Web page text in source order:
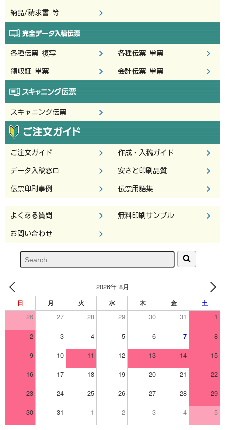
納品/請求書 等
各種伝票 複写 各種伝票 単票
領収証 単票 会計伝票 単票
スキャニング伝票
ご注文ガイド 作成・入稿ガイド
データ入稿窓口 安さと印刷品質
伝票印刷事例 伝票用語集
よくある質問 無料印刷サンプル
お問い合わせ